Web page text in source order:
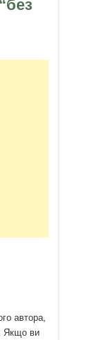
автора,
Якщо ви